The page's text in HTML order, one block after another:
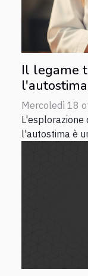
Il legame
l'autostima
Mercoledì 18
l'autostima è